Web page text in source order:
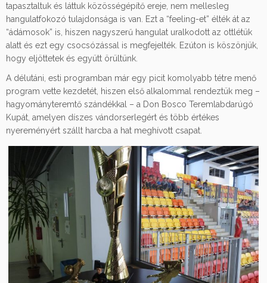
tapasztaltuk és láttuk közösségépítő ereje, nem mellesleg
hangulatfokozó tulajdonsága is van. Ezt a “feeling-et” élték át az
“ádámosok” is, hiszen nagyszerű hangulat uralkodott az ottlétük
alatt és ezt egy csocsózással is megfejelték. Ezúton is köszönjük,
hogy eljöttetek és együtt örültünk.
A délutáni, esti programban már egy picit komolyabb tétre menő
program vette kezdetét, hiszen első alkalommal rendeztük meg –
hagyományteremtő szándékkal – a Don Bosco Teremlabdarúgó
Kupát, amelyen díszes vándorserlegért és több értékes
nyereményért szállt harcba a hat meghívott csapat.